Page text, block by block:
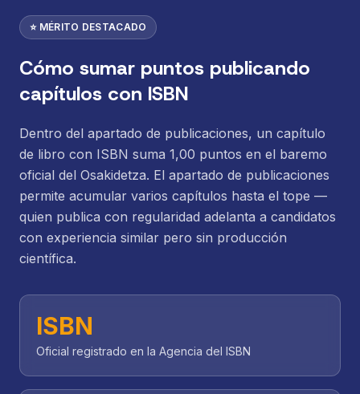
⭐ MÉRITO DESTACADO
Cómo sumar puntos publicando
capítulos con ISBN
Dentro del apartado de publicaciones, un capítulo
de libro con ISBN suma 1,00 puntos en el baremo
oficial del Osakidetza. El apartado de publicaciones
permite acumular varios capítulos hasta el tope —
quien publica con regularidad adelanta a candidatos
con experiencia similar pero sin producción
científica.
ISBN
Oficial registrado en la Agencia del ISBN